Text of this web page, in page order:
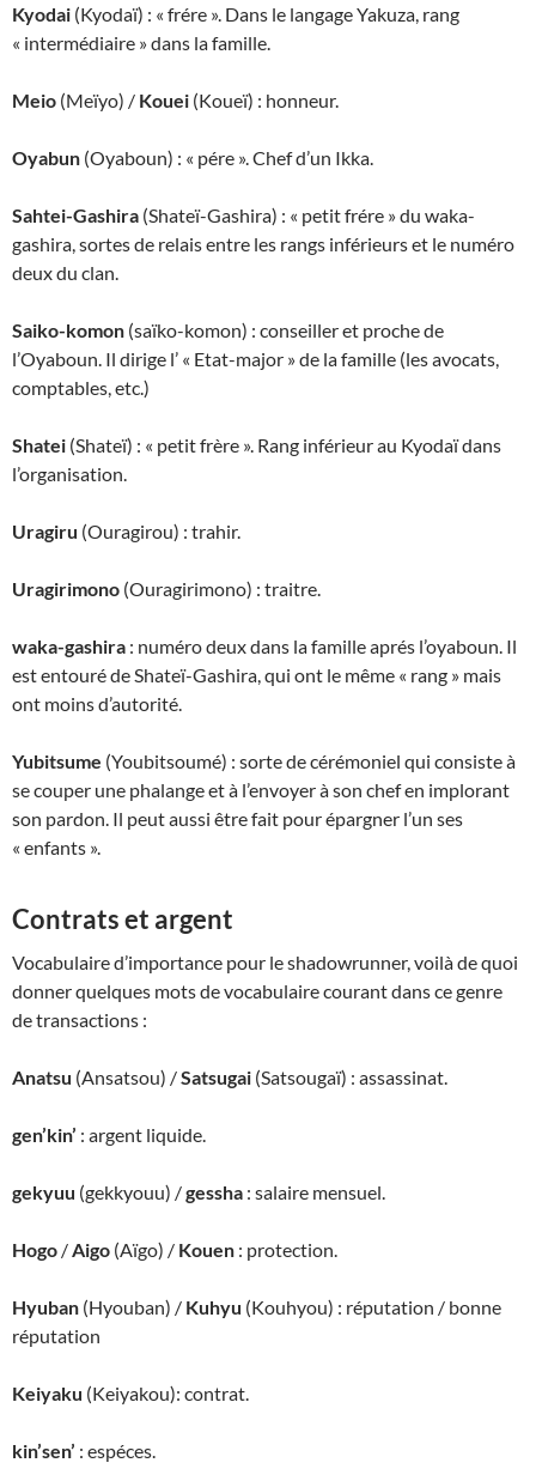
Kyodai (Kyodaï) : « frére ». Dans le langage Yakuza, rang
« intermédiaire » dans la famille.
Meio (Meïyo) / Kouei (Koueï) : honneur.
Oyabun (Oyaboun) : « pére ». Chef d’un Ikka.
Sahtei-Gashira (Shateï-Gashira) : « petit frére » du waka-
gashira, sortes de relais entre les rangs inférieurs et le numéro
deux du clan.
Saiko-komon (saïko-komon) : conseiller et proche de
l’Oyaboun. Il dirige l’ « Etat-major » de la famille (les avocats,
comptables, etc.)
Shatei (Shateï) : « petit frère ». Rang inférieur au Kyodaï dans
l’organisation.
Uragiru (Ouragirou) : trahir.
Uragirimono (Ouragirimono) : traitre.
waka-gashira : numéro deux dans la famille aprés l’oyaboun. Il
est entouré de Shateï-Gashira, qui ont le même « rang » mais
ont moins d’autorité.
Yubitsume (Youbitsoumé) : sorte de cérémoniel qui consiste à
se couper une phalange et à l’envoyer à son chef en implorant
son pardon. Il peut aussi être fait pour épargner l’un ses
« enfants ».
Contrats et argent
Vocabulaire d’importance pour le shadowrunner, voilà de quoi
donner quelques mots de vocabulaire courant dans ce genre
de transactions :
Anatsu (Ansatsou) /Satsugai (Satsougaï) : assassinat.
gen’kin’ : argent liquide.
gekyuu (gekkyouu) /gessha : salaire mensuel.
Hogo /Aigo (Aïgo) / Kouen : protection.
Hyuban (Hyouban) / Kuhyu (Kouhyou) : réputation / bonne
réputation
Keiyaku (Keiyakou): contrat.
kin’sen’ : espéces.